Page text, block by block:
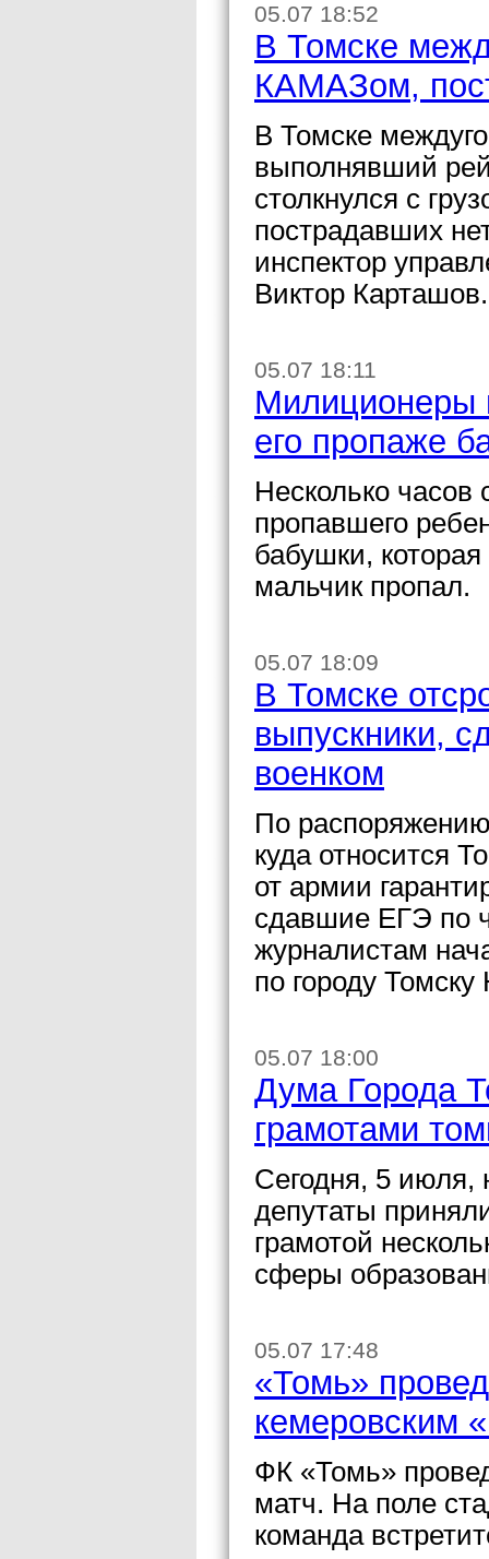
05.07 18:52
В Томске
КАМАЗом,
В Томске
выполнявший
столкнулся с
пострадавших
инспектор
Виктор Карташов.
05.07 18:11
Милиционеры
его пропаже
Несколько часов
пропавшего
бабушки,
мальчик пропал.
05.07 18:09
В Томске
выпускники,
военком
По распоряжению
куда относится
от армии
сдавшие ЕГЭ по
журналистам
по городу
05.07 18:00
Дума Города
грамотами
Сегодня, 5
депутаты
грамотой
сферы
05.07 17:48
«Томь»
кемеровским
ФК «Томь»
матч. На поле
команда